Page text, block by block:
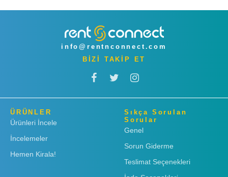
info@rentnconnect.com
BİZİ TAKİP ET
ÜRÜNLER
Ürünleri İncele
İncelemeler
Hemen Kirala!
Sıkça Sorulan
Sorular
Genel
Sorun Giderme
Teslimat Seçenekleri